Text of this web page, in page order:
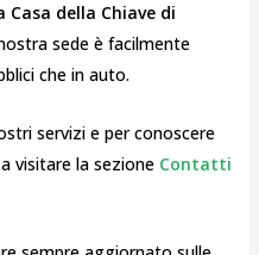
Casa della Chiave di
sede è facilmente
che in auto.
servizi e per conoscere
visitare la sezione Contatti